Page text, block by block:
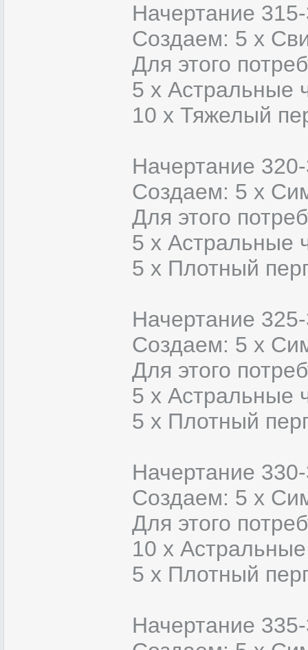
Начертание
Создаем: 5 х
Для этого
5 x Астральные
10 x Тяжелый
Начертание
Создаем: 5 х
Для этого
5 x Астральные
5 x Плотный
Начертание
Создаем: 5 х
Для этого
5 x Астральные
5 x Плотный
Начертание
Создаем: 5 х
Для этого
10 x
5 x Плотный
Начертание